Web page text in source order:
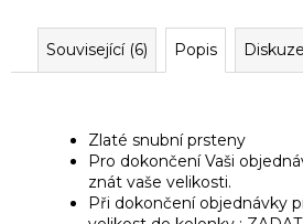
Související (6) Popis Diskuze
Zlaté snubní prsteny
Pro dokončení Vaši
znát vaše velikosti.
Při dokončení objednávky